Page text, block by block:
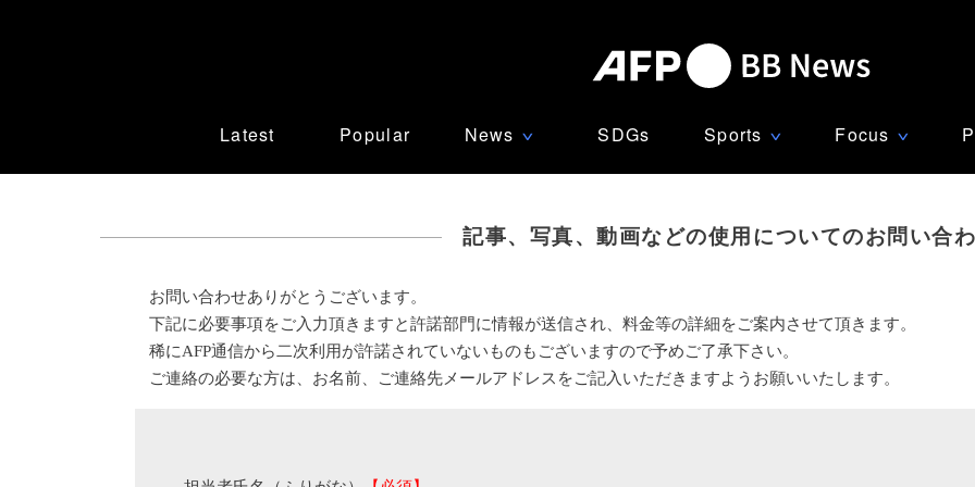
Latest Popular News ∨ SDGs Sports ∨ Focus ∨
記事、写真、動画などの使用についてのお問い合
お問い合わせありがとうございます。
下記に必要事項をご入力頂きますと許諾部門に情報が送信され、料金等の詳細をご案内させて頂きます。
稀にAFP通信から二次利用が許諾されていないものもございますので予めご了承下さい。
ご連絡の必要な方は、お名前、ご連絡先メールアドレスをご記入いただきますようお願いいたします。